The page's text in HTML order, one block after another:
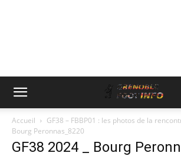
Accueil GF38 – FBBP01 : les photos de la
Bourg Peronnas_8220
GF38 2024 _ Bourg